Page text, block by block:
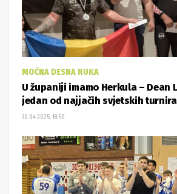
MOĆNA DESNA RUKA
U županiji imamo Herkula – Dean
jedan od najjačih svjetskih
30.04.2025. 18:50